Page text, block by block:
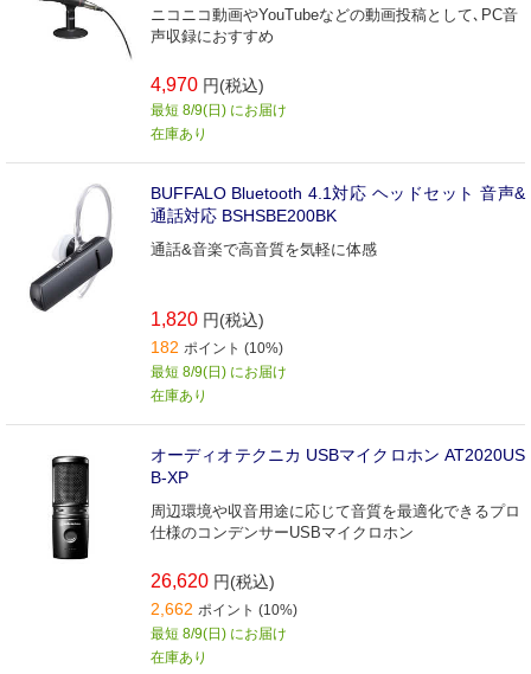
ニコニコ動画やYouTubeなどの動画投稿として､PC音
声収録におすすめ
4,970 円(税込)
最短 8/9(日) にお届け
在庫あり
BUFFALO Bluetooth 4.1対応 ヘッドセット 音声&
通話対応 BSHSBE200BK
通話&音楽で高音質を気軽に体感
1,820 円(税込)
182 ポイント (10%)
最短 8/9(日) にお届け
在庫あり
オーディオテクニカ USBマイクロホン AT2020US
B-XP
周辺環境や収音用途に応じて音質を最適化できるプロ
仕様のコンデンサーUSBマイクロホン
26,620 円(税込)
2,662 ポイント (10%)
最短 8/9(日) にお届け
在庫あり